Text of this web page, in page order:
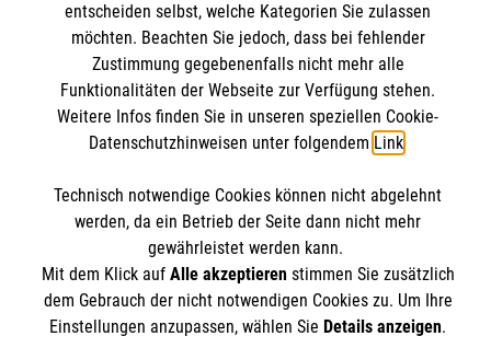
Impressum
Datenschutz
Malteserorden
Malteser Jugend
Malteser International
Sharepoint
Spendenkonto
Empfänger: Malteser Hilfsdienst e.V.
BIC: GENODED 1PA7
Soziale Netzwerke
Der Malteser Hilfsdienst e.V. ist als eingetragene
gemeinnützige Organisation von der Körperschaft- und
entscheiden selbst, welche Kategorien Sie zulassen
möchten. Beachten Sie jedoch, dass bei fehlender
Zustimmung gegebenenfalls nicht mehr alle
Funktionalitäten der Webseite zur Verfügung stehen.
Weitere Infos finden Sie in unseren speziellen Cookie-
Datenschutzhinweisen unter folgendem Link.
Technisch notwendige Cookies können nicht abgelehnt
werden, da ein Betrieb der Seite dann nicht mehr
gewährleistet werden kann.
Mit dem Klick auf Alle akzeptierenstimmen Sie zusätzlich
dem Gebrauch der nicht notwendigen Cookies zu. Um Ihre
Einstellungen anzupassen, wählen Sie Details anzeigen.